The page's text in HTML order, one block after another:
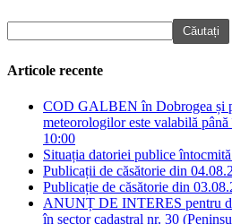
Articole recente
COD GALBEN în Dobrogea și
meteorologilor este valabilă
10:00
Situația datoriei publice
Publicații de căsătorie din
Publicație de căsătorie din
ANUNȚ DE INTERES pentru
în sector cadastral nr. 30